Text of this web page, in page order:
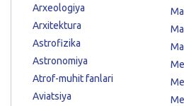
Arxeologiya
Arxitektura
Astrofizika
Astronomiya
Atrof-muhit fanlari
Aviatsiya